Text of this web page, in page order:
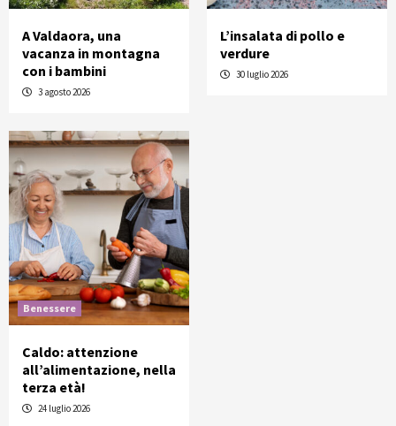
A Valdaora, una
vacanza in montagna
con i bambini
3 agosto 2026
L’insalata di pollo e
verdure
30 luglio 2026
Benessere
Caldo: attenzione
all’alimentazione, nella
terza età!
24 luglio 2026